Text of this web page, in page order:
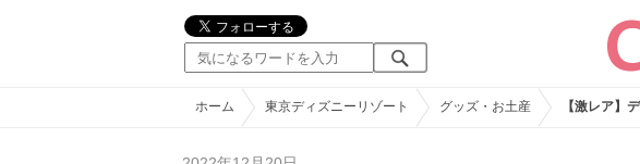
ホーム 東京ディズニーリゾート グッズ・お土産 【激レア】